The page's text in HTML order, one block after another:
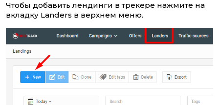
Чтобы добавить лендинги в трекере нажмите на
вкладку Landers в верхнем меню.